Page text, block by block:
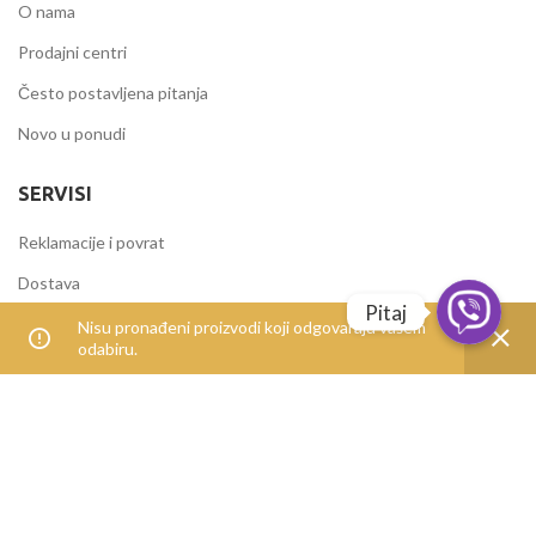
Nisu pronađeni proizvodi koji odgovaraju vašem
odabiru.
O nama
Prodajni centri
Često postavljena pitanja
Novo u ponudi
SERVISI
Reklamacije i povrat
Dostava
Načini plaćanja
Pitaj